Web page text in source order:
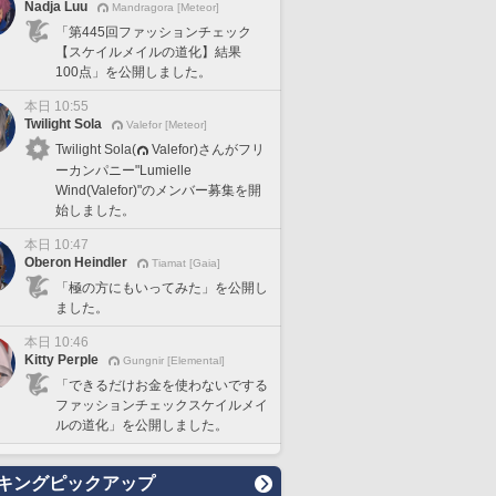
Nadja Luu Mandragora [Meteor]
「第445回ファッションチェック
【スケイルメイルの道化】結果
100点」を公開しました。
本日 10:55
Twilight Sola
Valefor [Meteor]
Twilight Sola(
Valefor)さんがフリ
ーカンパニー"Lumielle
Wind(Valefor)"のメンバー募集を開
始しました。
本日 10:47
Oberon Heindler
Tiamat [Gaia]
「極の方にもいってみた」を公開し
ました。
本日 10:46
Kitty Perple
Gungnir [Elemental]
「できるだけお金を使わないでする
ファッションチェックスケイルメイ
ルの道化」を公開しました。
ングピックアップ